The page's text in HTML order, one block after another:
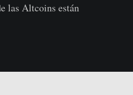
las Altcoins están